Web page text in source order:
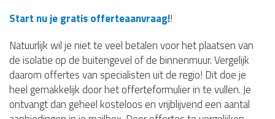
Start nu je gratis offerteaanvraag!!
Natuurlijk wil je niet te veel betalen voor het plaatsen van
de isolatie op de buitengevel of de binnenmuur. Vergelijk
daarom offertes van specialisten uit de regio! Dit doe je
heel gemakkelijk door het offerteformulier in te vullen. Je
ontvangt dan geheel kosteloos en vrijblijvend een aantal